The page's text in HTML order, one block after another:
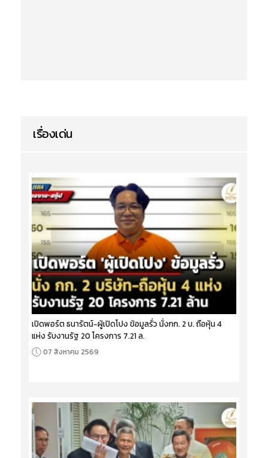
เรื่องเด่น
เปิดพอร์ต ธนารัตน์-ผู้เปิดโปง ข้อมูลรั่ว นั่งกก. 2 บ. ถือหุ้น 4
แห่ง รับงานรัฐ 20 โครงการ 7.21 ล.
07 สิงหาคม 2569